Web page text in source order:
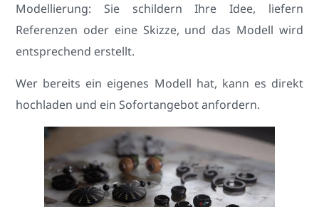
Modellierung: Sie schildern Ihre Idee, liefern
Referenzen oder eine Skizze, und das Modell wird
entsprechend erstellt.
Wer bereits ein eigenes Modell hat, kann es direkt
hochladen und ein Sofortangebot anfordern.